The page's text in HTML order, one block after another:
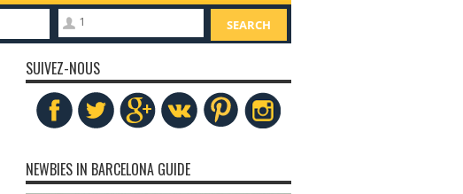
1 SEARCH
SUIVEZ-NOUS
NEWBIES IN BARCELONA GUIDE